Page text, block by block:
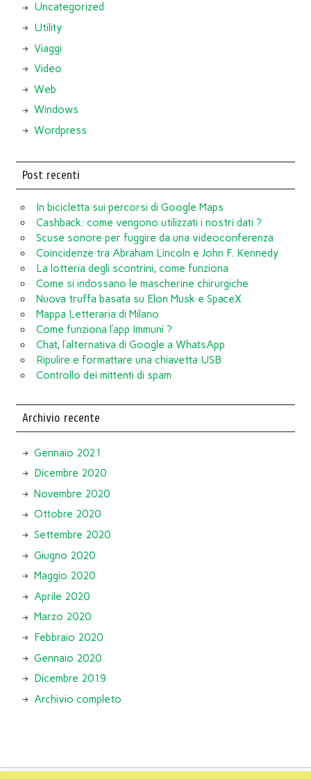
Uncategorized
Utility
Viaggi
Video
Web
Windows
Wordpress
Post recenti
In bicicletta sui percorsi di Google Maps
Cashback: come vengono utilizzati i nostri dati ?
Scuse sonore per fuggire da una videoconferenza
Coincidenze tra Abraham Lincoln e John F. Kennedy
La lotteria degli scontrini, come funziona
Come si indossano le mascherine chirurgiche
Nuova truffa basata su Elon Musk e SpaceX
Mappa Letteraria di Milano
Come funziona l’app Immuni ?
Chat, l’alternativa di Google a WhatsApp
Ripulire e formattare una chiavetta USB
Controllo dei mittenti di spam
Archivio recente
Gennaio 2021
Dicembre 2020
Novembre 2020
Ottobre 2020
Settembre 2020
Giugno 2020
Maggio 2020
Aprile 2020
Marzo 2020
Febbraio 2020
Gennaio 2020
Dicembre 2019
Archivio completo